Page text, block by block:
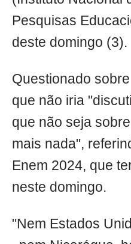
Pesquisas
deste domingo (3).
Questionado
que não iria
que não seja
mais nada",
Enem 2024, que
neste domingo.
"Nem Estados